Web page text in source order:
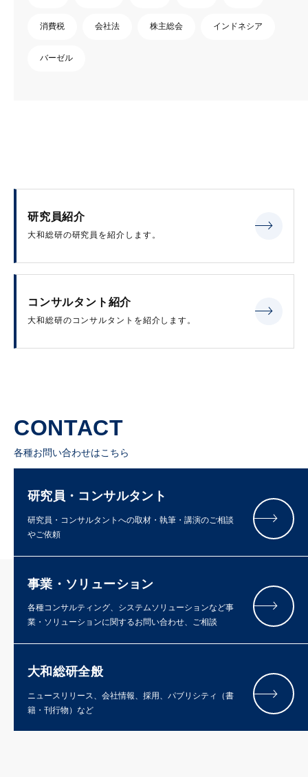
消費税 会社法 株主総会 インドネシア
バーゼル
研究員紹介
大和総研の研究員を紹介します。
コンサルタント紹介
大和総研のコンサルタントを紹介します。
CONTACT
各種お問い合わせはこちら
研究員・コンサルタント
研究員・コンサルタントへの取材・執筆・講演のご相談
やご依頼
事業・ソリューション
各種コンサルティング、システムソリューションなど事
業・ソリューションに関するお問い合わせ、ご相談
大和総研全般
ニュースリリース、会社情報、採用、パブリシティ（書
籍・刊行物）など